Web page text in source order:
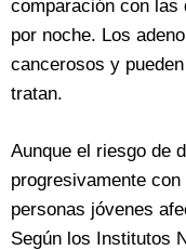
comparación con las
por noche. Los
cancerosos y
tratan.
Aunque el riesgo de
progresivamente
personas jóvenes
Según los Institutos